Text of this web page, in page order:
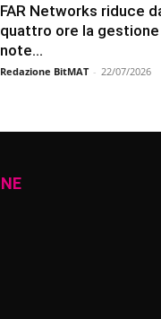
FAR Networks riduce
quattro ore la
note...
Redazione BitMAT - 22/07/2026